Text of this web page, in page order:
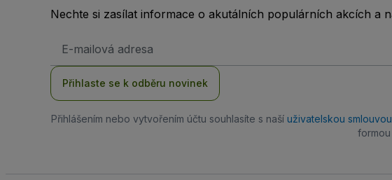
Nechte si zasílat informace o akutálních populárních akcích a
adresa
Přihlaste se k odběru novinek
Přihlášením nebo vytvořením účtu souhlasíte s naší uživatelskou smlouvou